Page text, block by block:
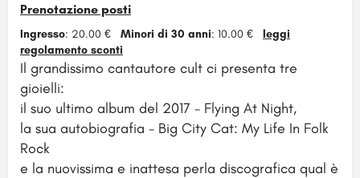
Prenotazione posti
Ingresso: 20.00 € Minori di 30 anni: 10.00 € leggi
regolamento sconti
Il grandissimo cantautore cult ci presenta tre
gioielli:
il suo ultimo album del 2017 - Flying At Night,
la sua autobiografia - Big City Cat: My Life In Folk
Rock
e la nuovissima e inattesa perla discografica qual è